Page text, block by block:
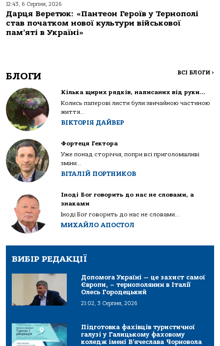
12:43, 6 Серпня, 2026
Дарця Веретюк: «Пантеон Героїв у Тернополі
став початком нової культури військової
пам’яті в Україні»
БЛОГИ ВСІ БЛОГИ >
Кілька щирих рядків, написаних від руки…
Колись паперові листи були звичайною частиною
життя...
ВІКТОРІЯ ДАЙВЕР
Фортеця Гектора
Уже понад сторіччя, попри всі приголомшливі
зміни...
ВІТАЛІЙ ПОРТНИКОВ
Іноді Бог говорить до нас не словами, а
знаками
Іноді Бог говорить до нас не словами...
МИХАЙЛО АПОСТОЛ
ВИБІР РЕДАКЦІЇ
Допомога Україні — це захист самої
Європи, – тернополянин в Італії
Олесь Городецький
21:02, 3 Серпня, 2026
Підготовка фахівців туристичної
галузі у Галицькому фаховому
коледж імені В’ячеслава Чорновола